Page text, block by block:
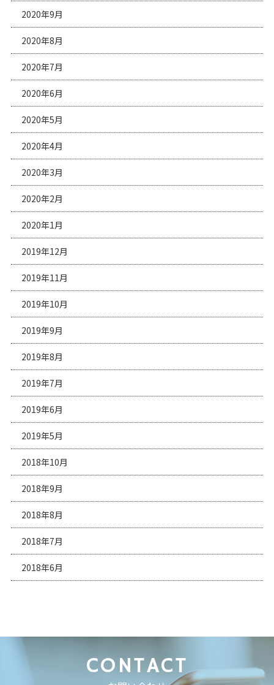
2020年9月
2020年8月
2020年7月
2020年6月
2020年5月
2020年4月
2020年3月
2020年2月
2020年1月
2019年12月
2019年11月
2019年10月
2019年9月
2019年8月
2019年7月
2019年6月
2019年5月
2018年10月
2018年9月
2018年8月
2018年7月
2018年6月
CONTACT